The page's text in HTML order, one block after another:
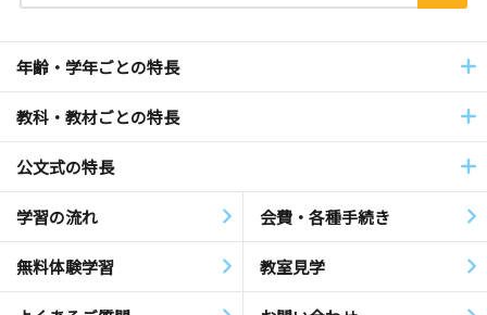
年齢・学年ごとの特長
教科・教材ごとの特長
公文式の特長
学習の流れ 会費・各種手続き
無料体験学習 教室見学